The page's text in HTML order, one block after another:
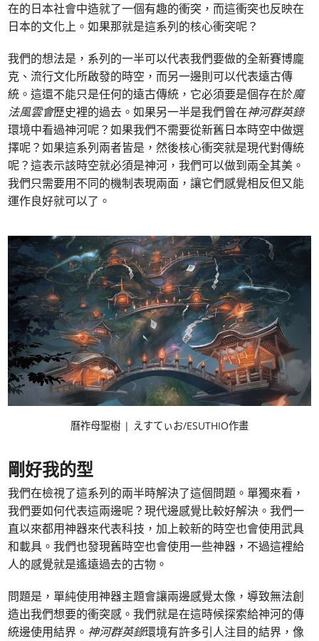
在的日本社會中造就了一個有趣的衝突，而這衝突也反映在
日本的文化上。如果那就是這系列的核心衝突呢？
我們的想法是，系列的一半可以代表我們要做的全新賽博龐
克、流行文化所啟發的時空，而另一邊則可以代表遠古傳
統。這還不能只是任何的遠古傳統，它必須要是個存在於魔
法風雲會歷史裡的過去。如果另一半是我們曾在神河群英錄
環境中看過神河呢？如果我們不需要從新舊日本時空中做選
擇呢？如果這系列兩者皆是，然後核心衝突就是現代對傳統
呢？這表示該時空就必須是神河，我們可以做到兩全其美。
我們只需要用不同的機制表現兩面，讓它們感覺相反但又能
運作良好就可以了。
曆祚母聖樹 | えすてぃお/ESUTHIO作畫
剛好我的型
我們在檢視了這系列的兩半時解決了這個問題。單獨來看，
我們要如何代表這兩邊呢？現代邊感覺比較好解決。我們一
直以來都用神器來代表科技，加上較新的時空也會使用武具
和載具。我們也發現舊時空也會使用一些神器，不過這裡給
人的感覺就是遙遠過去的古物。
問題是，單純使用神器主題會讓兩邊感覺太像，導致無法創
造出我們想要的衝突感。我們就是在這時候探索給神河的傳
統邊使用結界。 神河群英錄環境有許多引人注目的結界，像